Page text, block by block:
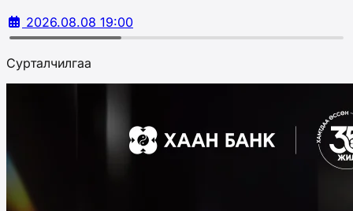
2026.08.08 19:00
Сурталчилгаа